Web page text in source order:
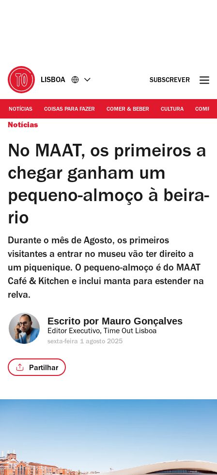
LISBOA SUBSCREVER
NOTÍCIAS COISAS PARA FAZER COMER & BEBER CULTURA
Notícias
No MAAT, os primeiros a
chegar ganham um
pequeno-almoço à beira-
rio
Durante o mês de Agosto, os primeiros
visitantes a entrar no museu vão ter direito a
um piquenique. O pequeno-almoço é do MAAT
Café & Kitchen e inclui manta para estender na
relva.
Escrito por Mauro Gonçalves
Editor Executivo, Time Out Lisboa
sexta-feira 1 agosto 2025
Partilhar